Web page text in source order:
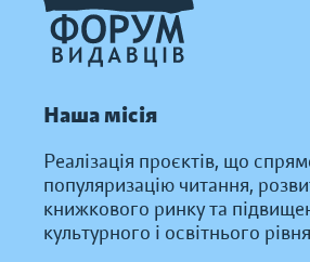
Наша місія
Реалізація проєктів, що
популяризацію читання,
книжкового ринку та
культурного і освітнього